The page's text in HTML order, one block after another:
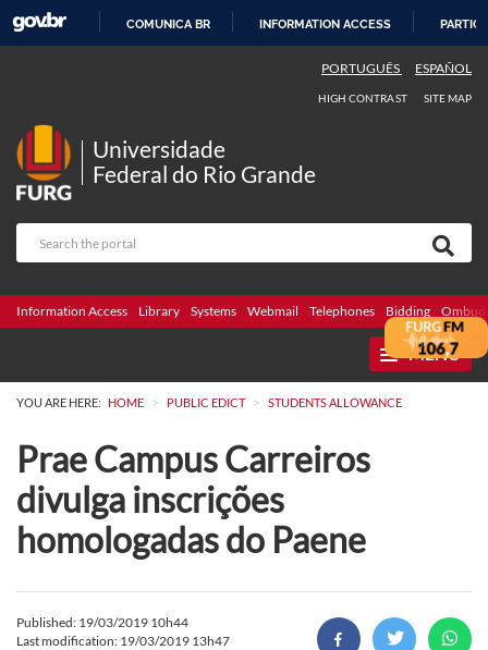
COMUNICA BR INFORMATION ACCESS
PORTUGUÊS ESPAÑOL
HIGH CONTRAST SITE MAP
Universidade
Federal do Rio Grande
Information Access Library Systems Webmail Telephones Bidding
MENU
YOU ARE HERE: HOME > PUBLIC EDICT > STUDENTS ALLOWANCE
Prae Campus Carreiros
divulga inscrições
homologadas do Paene
Published: 19/03/2019 10h44
Last modification: 19/03/2019 13h47